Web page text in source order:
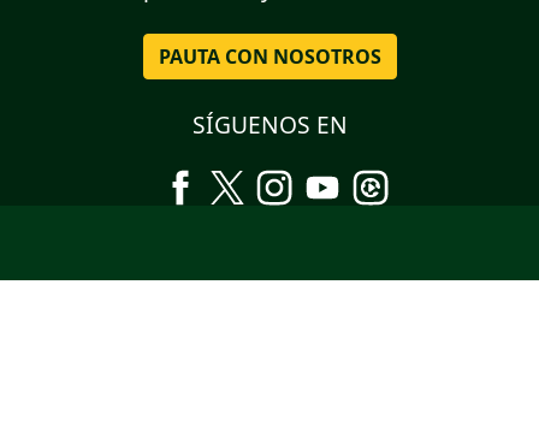
PAUTA CON NOSOTROS
SÍGUENOS EN